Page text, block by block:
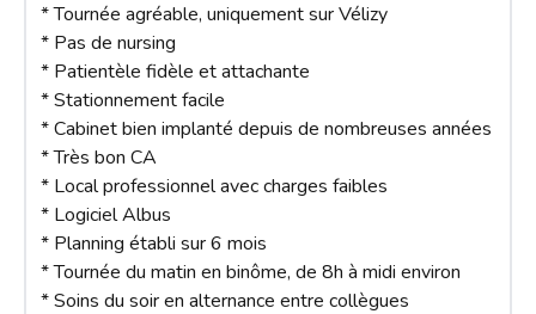
* Tournée agréable, uniquement sur Vélizy
* Pas de nursing
* Patientèle fidèle et attachante
* Stationnement facile
* Cabinet bien implanté depuis de nombreuses années
* Très bon CA
* Local professionnel avec charges faibles
* Logiciel Albus
* Planning établi sur 6 mois
* Tournée du matin en binôme, de 8h à midi environ
* Soins du soir en alternance entre collègues